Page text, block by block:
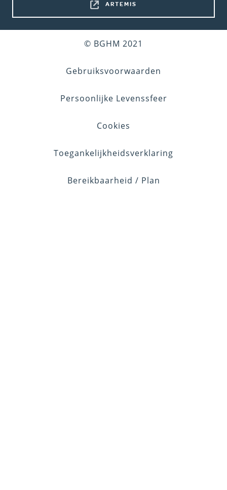
ARTEMIS
© BGHM 2021
Gebruiksvoorwaarden
Persoonlijke Levenssfeer
Cookies
Toegankelijkheidsverklaring
Bereikbaarheid / Plan